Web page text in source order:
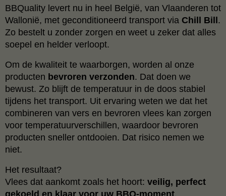
BBQuality levert nu in heel België, van Vlaanderen tot
Wallonië, met geconditioneerd transport via Chill Bill.
Zo bestelt u zonder zorgen en weet u zeker dat alles
soepel en helder verloopt.
Om de kwaliteit te waarborgen, worden al onze
producten bevroren verzonden. Dat doen we
bewust. Zo blijft de temperatuur in de doos stabiel
tijdens het transport. Uit ervaring weten we dat het
combineren van vers en bevroren vlees kan zorgen
voor temperatuurverschillen, waardoor bevroren
producten sneller ontdooien. Dat risico nemen we
niet.
Het resultaat?
Vlees dat aankomt zoals het hoort: veilig, perfect
gekoeld en klaar voor uw BBQ-moment.